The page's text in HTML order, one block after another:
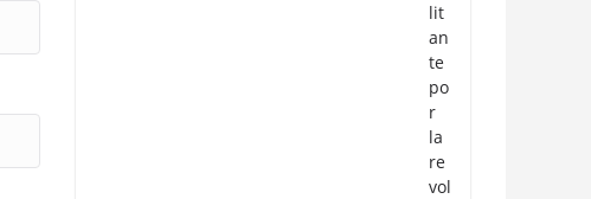
lit
an
te
po
r
la
re
vol